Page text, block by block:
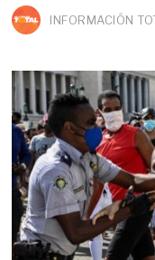
INFORMACIÓN